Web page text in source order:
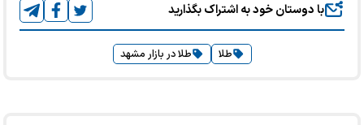
با دوستان خود به اشتراک بگذارید
طلا طلا در بازار مشهد